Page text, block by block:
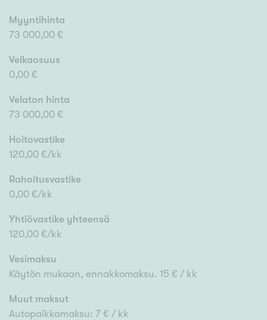
Myyntihinta
73 000,00 €
Velkaosuus
0,00 €
Velaton hinta
73 000,00 €
Hoitovastike
120,00 €/kk
Rahoitusvastike
0,00 €/kk
Yhtiövastike yhteensä
120,00 €/kk
Vesimaksu
Käytön mukaan, ennakkomaksu. 15 € / kk
Muut maksut
Autopaikkamaksu: 7 € / kk